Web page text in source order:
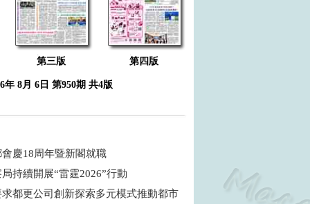
第三版 第四版
年 8月 6日 第950期 共4版
慶18周年暨新閣就職
持續開展“雷霆2026”行動
都更公司創新探索多元模式推動都市